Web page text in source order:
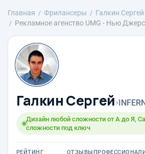
Главная Фрилансеры Галкин Сергей
Рекламное агенство UMG - Нью
Галкин Сергей›
Дизайн любой сложности от А до Я,
сложности под ключ
РЕЙТИНГ ОТЗЫВЫ